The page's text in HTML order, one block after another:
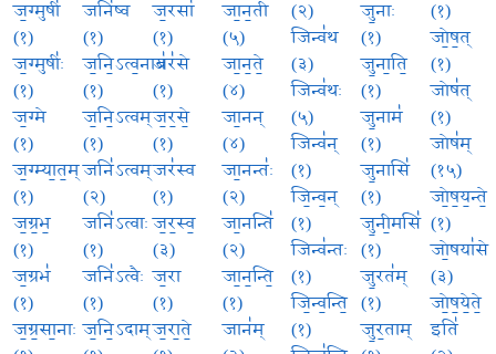
ज॒ग्मुषी॑
(१)
ज॒ग्मुषीः॑
(१)
ज॒ग्मे
(१)
ज॒ग्म्या॒त॒म्
(१)
ज॒ग्र॒भ॒
(१)
ज॒ग्रभ॑
(१)
ज॒ग्र॒सा॒नाः
जनि॑ष्व
(१)
ज॒नि॒ऽत्व॒नाय॑
(१)
ज॒नि॒ऽत्वम्
(१)
जनि॑ऽत्वम्
(२)
जनि॑ऽत्वाः
(१)
जनि॑ऽत्वैः
(१)
ज॒नि॒ऽदाम्
ज॒रसा॑
(१)
जर॑से
(१)
ज॒र॒से॒
(१)
जर॑स्व
(१)
ज॒र॒स्व॒
(३)
ज॒रा
(१)
ज॒रा॒ते॒
जा॒न॒ती
(५)
जा॒न॒ते॒
(४)
जा॒नन्
(४)
जा॒नन्तः॑
(२)
जा॒नन्ति॑
(२)
जा॒न॒न्ति॒
(१)
जान॑म्
(२)
जिन्व॑थ
(३)
जिन्व॑थः
(५)
जिन्व॑न्
(१)
जि॒न्व॒न्
(१)
जिन्व॑न्तः
(१)
जि॒न्व॒न्ति॒
(१)
जु॒नाः
(१)
जु॒ना॒ति॒
(१)
जु॒नाम॑
(१)
जु॒नासि॑
(१)
जु॒नी॒मसि॑
(१)
जु॒रत॑म्
(१)
जु॒र॒ताम्
(१)
जो॒ष॒त्
(१)
जोष॑त्
(१)
जोष॑म्
(१५)
जो॒ष॒य॒न्ते॒
(१)
जो॒षया॑से
(३)
जो॒ष॒ये॒ते॒
इति॑